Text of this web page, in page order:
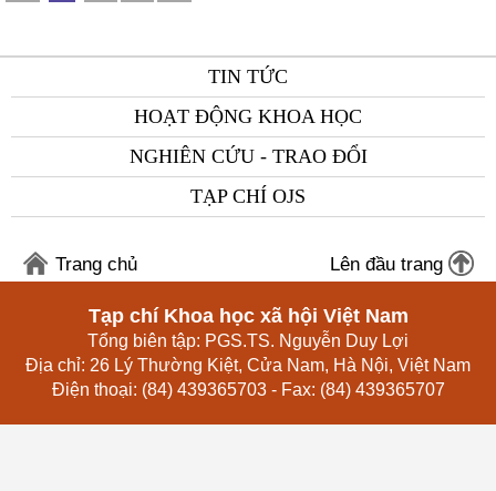
TIN TỨC
HOẠT ĐỘNG KHOA HỌC
NGHIÊN CỨU - TRAO ĐỔI
TẠP CHÍ OJS
Trang chủ Lên đầu trang
Tạp chí Khoa học xã hội Việt Nam
Tổng biên tập: PGS.TS. Nguyễn Duy Lợi
Địa chỉ: 26 Lý Thường Kiệt, Cửa Nam, Hà Nội, Việt Nam
Điện thoại: (84) 439365703 - Fax: (84) 439365707